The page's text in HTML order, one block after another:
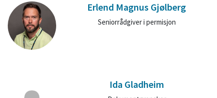
Erlend Magnus Gjølberg
Seniorrådgiver i permisjon
Ida Gladheim